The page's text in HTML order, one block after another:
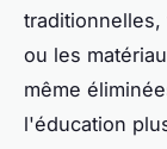
ou les
même
l'éducation